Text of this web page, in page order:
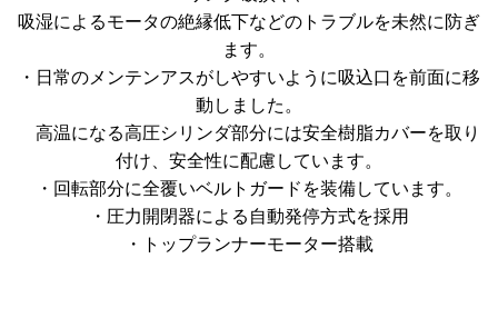
吸湿によるモータの絶縁低下などのトラブルを未然に防ぎ
ます。
・日常のメンテンアスがしやすいように吸込口を前面に移
動しました。
高温になる高圧シリンダ部分には安全樹脂カバーを取り
付け、安全性に配慮しています。
・回転部分に全覆いベルトガードを装備しています。
・圧力開閉器による自動発停方式を採用
・トップランナーモーター搭載